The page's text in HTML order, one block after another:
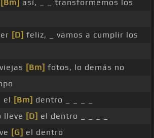
[Bm] así, _ _ transformemos los
[D] feliz, _ vamos a cumplir los
[Bm] fotos, lo demás no
el [Bm] dentro _ _ _ _
lleve [D] el dentro _ _ _ _
[G] el dentro